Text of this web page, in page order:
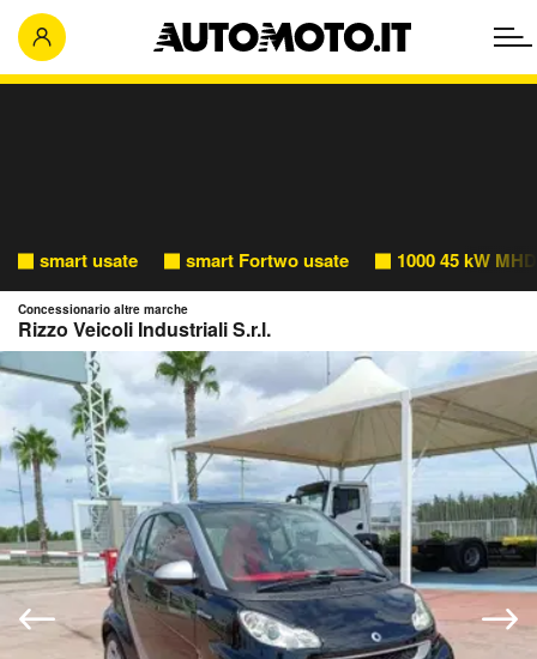
smart usate smart Fortwo usate 1000 45 kW
Concessionario altre marche
Rizzo Veicoli Industriali S.r.l.